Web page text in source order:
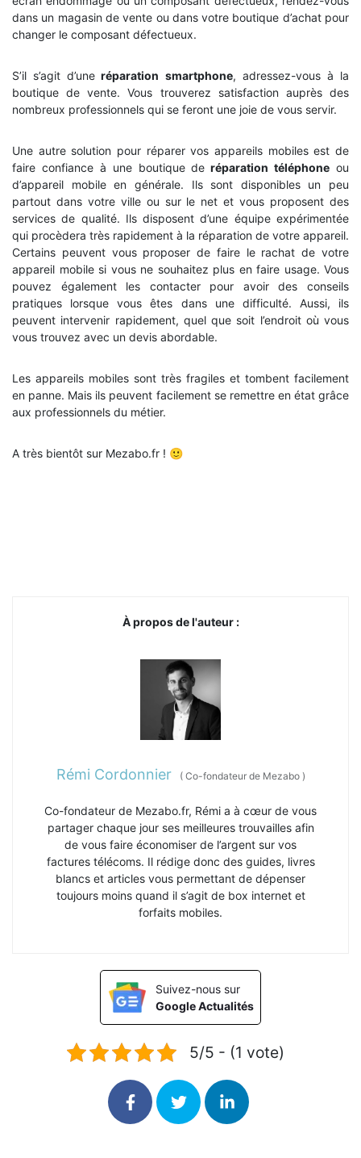
dans un magasin de vente ou dans votre boutique d’achat pour
changer le composant défectueux.
S’il s’agit d’une réparation smartphone, adressez-vous à la
boutique de vente. Vous trouverez satisfaction auprès des
nombreux professionnels qui se feront une joie de vous servir.
Une autre solution pour réparer vos appareils mobiles est de
faire confiance à une boutique de réparation téléphone ou
d’appareil mobile en générale. Ils sont disponibles un peu
partout dans votre ville ou sur le net et vous proposent des
services de qualité. Ils disposent d’une équipe expérimentée
qui procèdera très rapidement à la réparation de votre appareil.
Certains peuvent vous proposer de faire le rachat de votre
appareil mobile si vous ne souhaitez plus en faire usage. Vous
pouvez également les contacter pour avoir des conseils
pratiques lorsque vous êtes dans une difficulté. Aussi, ils
peuvent intervenir rapidement, quel que soit l’endroit où vous
vous trouvez avec un devis abordable.
Les appareils mobiles sont très fragiles et tombent facilement
en panne. Mais ils peuvent facilement se remettre en état grâce
aux professionnels du métier.
A très bientôt sur Mezabo.fr ! 🙂
À propos de l'auteur :
Rémi Cordonnier (Co-fondateur de Mezabo )
Co-fondateur de Mezabo.fr, Rémi a à cœur de vous
partager chaque jour ses meilleures trouvailles afin
de vous faire économiser de l’argent sur vos
factures télécoms. Il rédige donc des guides, livres
blancs et articles vous permettant de dépenser
toujours moins quand il s’agit de box internet et
forfaits mobiles.
Suivez-nous sur
Google Actualités
5/5 - (1 vote)